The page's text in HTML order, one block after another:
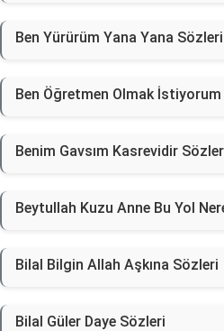
Ben Yürürüm Yana Yana Sözleri
Ben Öğretmen Olmak
Benim Gavsım Kasrevidir
Beytullah Kuzu Anne Bu Yol
Bilal Bilgin Allah Aşkına Sözleri
Bilal Güler Daye Sözleri